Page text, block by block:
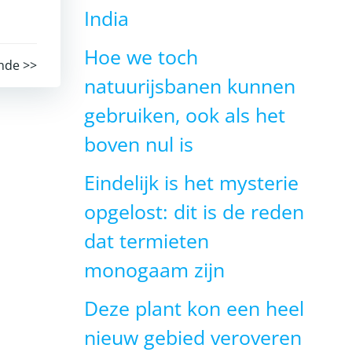
>>
India
Hoe we toch
natuurijsbanen kunnen
gebruiken, ook als het
boven nul is
Eindelijk is het mysterie
opgelost: dit is de reden
dat termieten
monogaam zijn
Deze plant kon een heel
nieuw gebied veroveren